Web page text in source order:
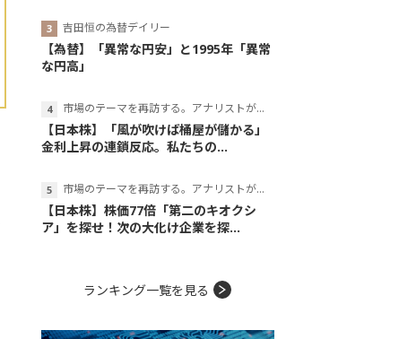
吉田恒の為替デイリー
【為替】「異常な円安」と1995年「異常
な円高」
市場のテーマを再訪する。アナリストが読み解くテーマの本質
【日本株】「風が吹けば桶屋が儲かる」
金利上昇の連鎖反応。私たちの...
市場のテーマを再訪する。アナリストが読み解くテーマの本質
【日本株】株価77倍「第二のキオクシ
ア」を探せ！次の大化け企業を探...
ランキング一覧を見る